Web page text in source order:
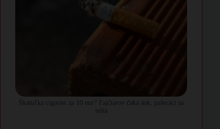
Škatuľka cigariet za 10 eur? Fajčiarov čaká šok, pašeráci sa
tešia